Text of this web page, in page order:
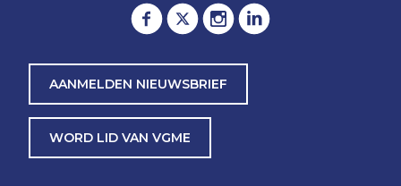
AANMELDEN NIEUWSBRIEF
WORD LID VAN VGME